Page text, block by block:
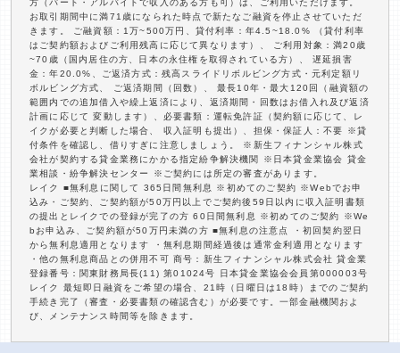
方（パート・アルバイトで収入のある方も可）は、ご利用いただけます。
お取引期間中に満71歳になられた時点で新たなご融資を停止させていただ
きます。 ご融資額：1万~500万円、貸付利率：年4.5~18.0% （貸付利率
はご契約額およびご利用残高に応じて異なります）、 ご利用対象：満20歳
~70歳（国内居住の方、日本の永住権を取得されている方）、 遅延損害
金：年20.0%、ご返済方式：残高スライドリボルビング方式・元利定額リ
ボルビング方式、 ご返済期間（回数）、 最長10年・最大120回（融資額の
範囲内での追加借入や繰上返済により、返済期間・回数はお借入れ及び返済
計画に応じて 変動します）、必要書類：運転免許証（契約額に応じて、レ
イクが必要と判断した場合、 収入証明も提出）、担保・保証人：不要 ※貸
付条件を確認し、借りすぎに注意しましょう。 ※新生フィナンシャル株式
会社が契約する貸金業務にかかる指定紛争解決機関 ※日本貸金業協会 貸金
業相談・紛争解決センター ※ご契約には所定の審査があります。
レイク ■無利息に関して 365日間無利息 ※初めてのご契約 ※Webでお申
込み・ご契約、ご契約額が50万円以上でご契約後59日以内に収入証明書類
の提出とレイクでの登録が完了の方 60日間無利息 ※初めてのご契約 ※We
bお申込み、ご契約額が50万円未満の方 ■無利息の注意点 ・初回契約翌日
から無利息適用となります ・無利息期間経過後は通常金利適用となります
・他の無利息商品との併用不可 商号：新生フィナンシャル株式会社 貸金業
登録番号：関東財務局長(11) 第01024号 日本貸金業協会会員第000003号
レイク 最短即日融資をご希望の場合、21時（日曜日は18時）までのご契約
手続き完了（審査・必要書類の確認含む）が必要です。一部金融機関およ
び、メンテナンス時間等を除きます。